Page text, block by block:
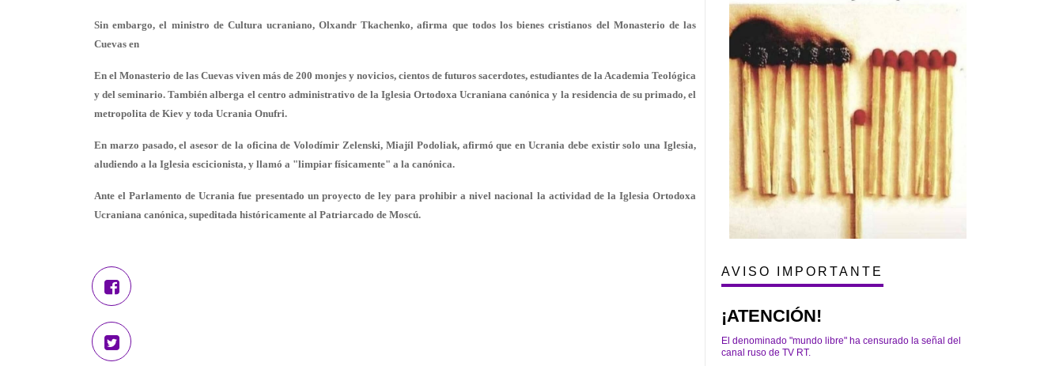
Sin embargo, el ministro de Cultura ucraniano, Olxandr Tkachenko, afirma que todos los bienes cristianos del Monasterio de las
Cuevas en
En el Monasterio de las Cuevas viven más de 200 monjes y novicios, cientos de futuros sacerdotes, estudiantes de la Academia Teológica
y del seminario. También alberga el centro administrativo de la Iglesia Ortodoxa Ucraniana canónica y la residencia de su primado, el
metropolita de Kiev y toda Ucrania Onufri.
En marzo pasado, el asesor de la oficina de Volodímir Zelenski, Miajíl Podoliak, afirmó que en Ucrania debe existir solo una Iglesia,
aludiendo a la Iglesia escicionista, y llamó a "limpiar físicamente" a la canónica.
Ante el Parlamento de Ucrania fue presentado un proyecto de ley para prohibir a nivel nacional la actividad de la Iglesia Ortodoxa
Ucraniana canónica, supeditada históricamente al Patriarcado de Moscú.
AVISO IMPORTANTE
¡ATENCIÓN!
El denominado "mundo libre" ha censurado la señal del
canal ruso de TV RT.